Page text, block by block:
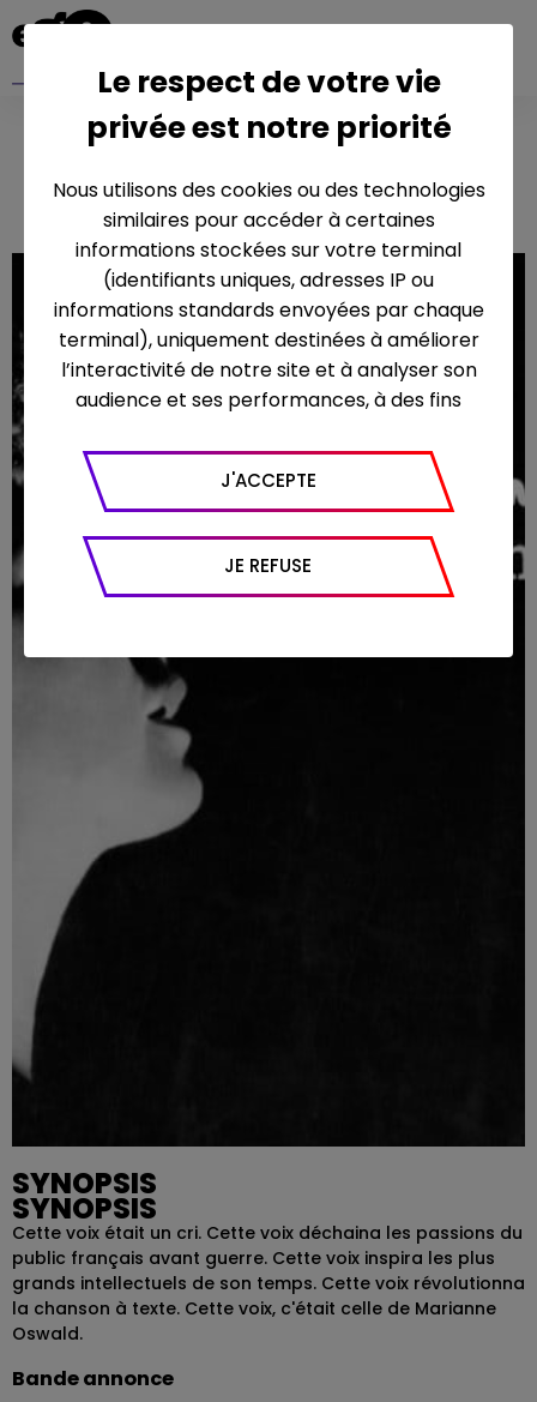
MARIANNE
OSWALD
SYNOPSIS
SYNOPSIS
Cette voix était un cri. Cette voix déchaina les passions du
public français avant guerre. Cette voix inspira les plus
grands intellectuels de son temps. Cette voix révolutionna
la chanson à texte. Cette voix, c'était celle de Marianne
Oswald.
Bande annonce
Le respect de votre vie
privée est notre priorité
Nous utilisons des cookies ou des technologies
similaires pour accéder à certaines
informations stockées sur votre terminal
(identifiants uniques, adresses IP ou
informations standards envoyées par chaque
terminal), uniquement destinées à améliorer
l’interactivité de notre site et à analyser son
audience et ses performances, à des fins
Google Analytics pour générer des rapports
sur le trafic (nombre de visites, temps passé
sur le site, nombre de pages vues en moyenne,
appareil et navigateur utilisé, emplacement
géographique), l’origine du trafic et la
J'ACCEPTE
JE REFUSE